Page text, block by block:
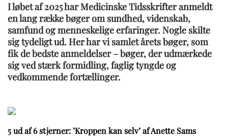
I løbet af 2025 har Medicinske Tidsskrifter anmeldt
en lang række bøger om sundhed, videnskab,
samfund og menneskelige erfaringer. Nogle skilte
sig tydeligt ud. Her har vi samlet årets bøger, som
fik de bedste anmeldelser – bøger, der udmærkede
sig ved stærk formidling, faglig tyngde og
vedkommende fortællinger.
5 ud af 6 stjerner: ’Kroppen kan selv’ af Anette Sams